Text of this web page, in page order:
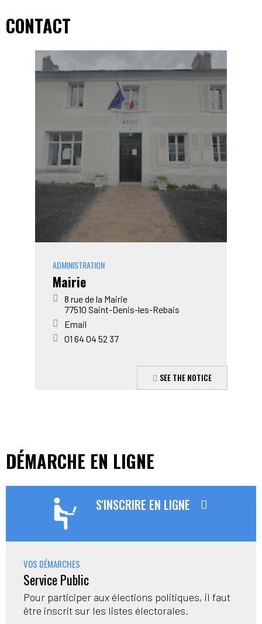
CONTACT
ADMINISTRATION
Mairie
8 rue de la Mairie
77510 Saint-Denis-les-Rebais
Email
01 64 04 52 37
SEE THE NOTICE
DÉMARCHE EN LIGNE
S'INSCRIRE EN LIGNE
VOS DÉMARCHES
Service Public
Pour participer aux élections politiques, il faut
être inscrit sur les listes électorales.